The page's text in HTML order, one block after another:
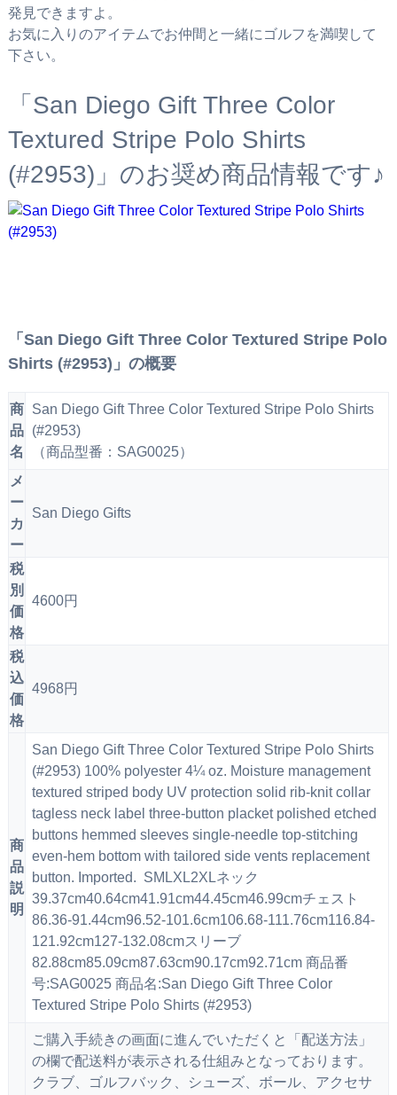
発見できますよ。
お気に入りのアイテムでお仲間と一緒にゴルフを満喫して
下さい。
「San Diego Gift Three Color
Textured Stripe Polo Shirts
(#2953)」のお奨め商品情報です♪
「San Diego Gift Three Color Textured Stripe Polo
Shirts (#2953)」の概要
商
品
名
San Diego Gift Three Color Textured Stripe Polo Shirts
(#2953)
（商品型番：SAG0025）
メ
ー
カ
ー
San Diego Gifts
税
別
価
格
4600円
税
込
価
格
4968円
商
品
説
明
San Diego Gift Three Color Textured Stripe Polo Shirts
(#2953) 100% polyester 4¼ oz. Moisture management
textured striped body UV protection solid rib-knit collar
tagless neck label three-button placket polished etched
buttons hemmed sleeves single-needle top-stitching
even-hem bottom with tailored side vents replacement
button. Imported. SMLXL2XLネック
39.37cm40.64cm41.91cm44.45cm46.99cmチェスト
86.36-91.44cm96.52-101.6cm106.68-111.76cm116.84-
121.92cm127-132.08cmスリーブ
82.88cm85.09cm87.63cm90.17cm92.71cm 商品番
号:SAG0025 商品名:San Diego Gift Three Color
Textured Stripe Polo Shirts (#2953)
ご購入手続きの画面に進んでいただくと「配送方法」
の欄で配送料が表示される仕組みとなっております。
クラブ、ゴルフバック、シューズ、ボール、アクセサ